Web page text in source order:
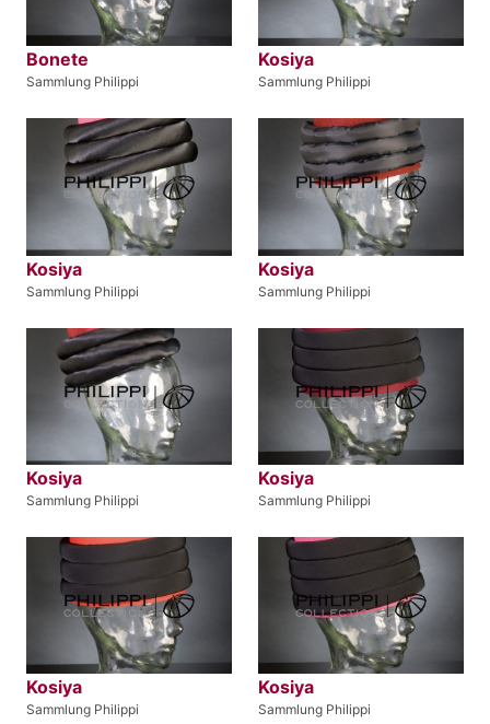
Bonete
Sammlung Philippi
Kosiya
Sammlung Philippi
Kosiya
Sammlung Philippi
Kosiya
Sammlung Philippi
Kosiya
Sammlung Philippi
Kosiya
Sammlung Philippi
Kosiya
Sammlung Philippi
Kosiya
Sammlung Philippi